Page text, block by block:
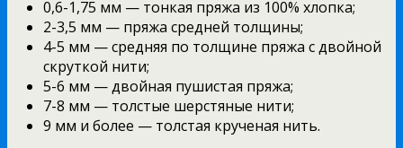
0,6-1,75 мм — тонкая пряжа из 100% хлопка;
2-3,5 мм — пряжа средней толщины;
4-5 мм — средняя по толщине пряжа с двойной
скруткой нити;
5-6 мм — двойная пушистая пряжа;
7-8 мм — толстые шерстяные нити;
9 мм и более — толстая крученая нить.